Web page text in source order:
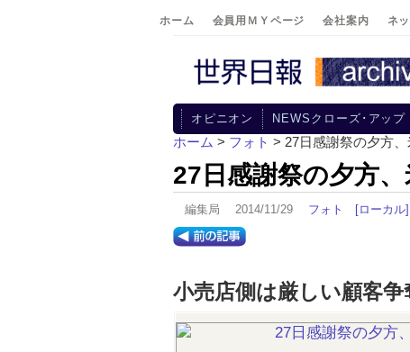
ホーム 会員用ＭＹページ 会社案内 ネ
オピニオン NEWSクローズ･アップ
ホーム > フォト > 27日感謝祭の夕方
27日感謝祭の夕方
編集局 2014/11/29 フォト [ローカル]
小売店側は厳しい顧客